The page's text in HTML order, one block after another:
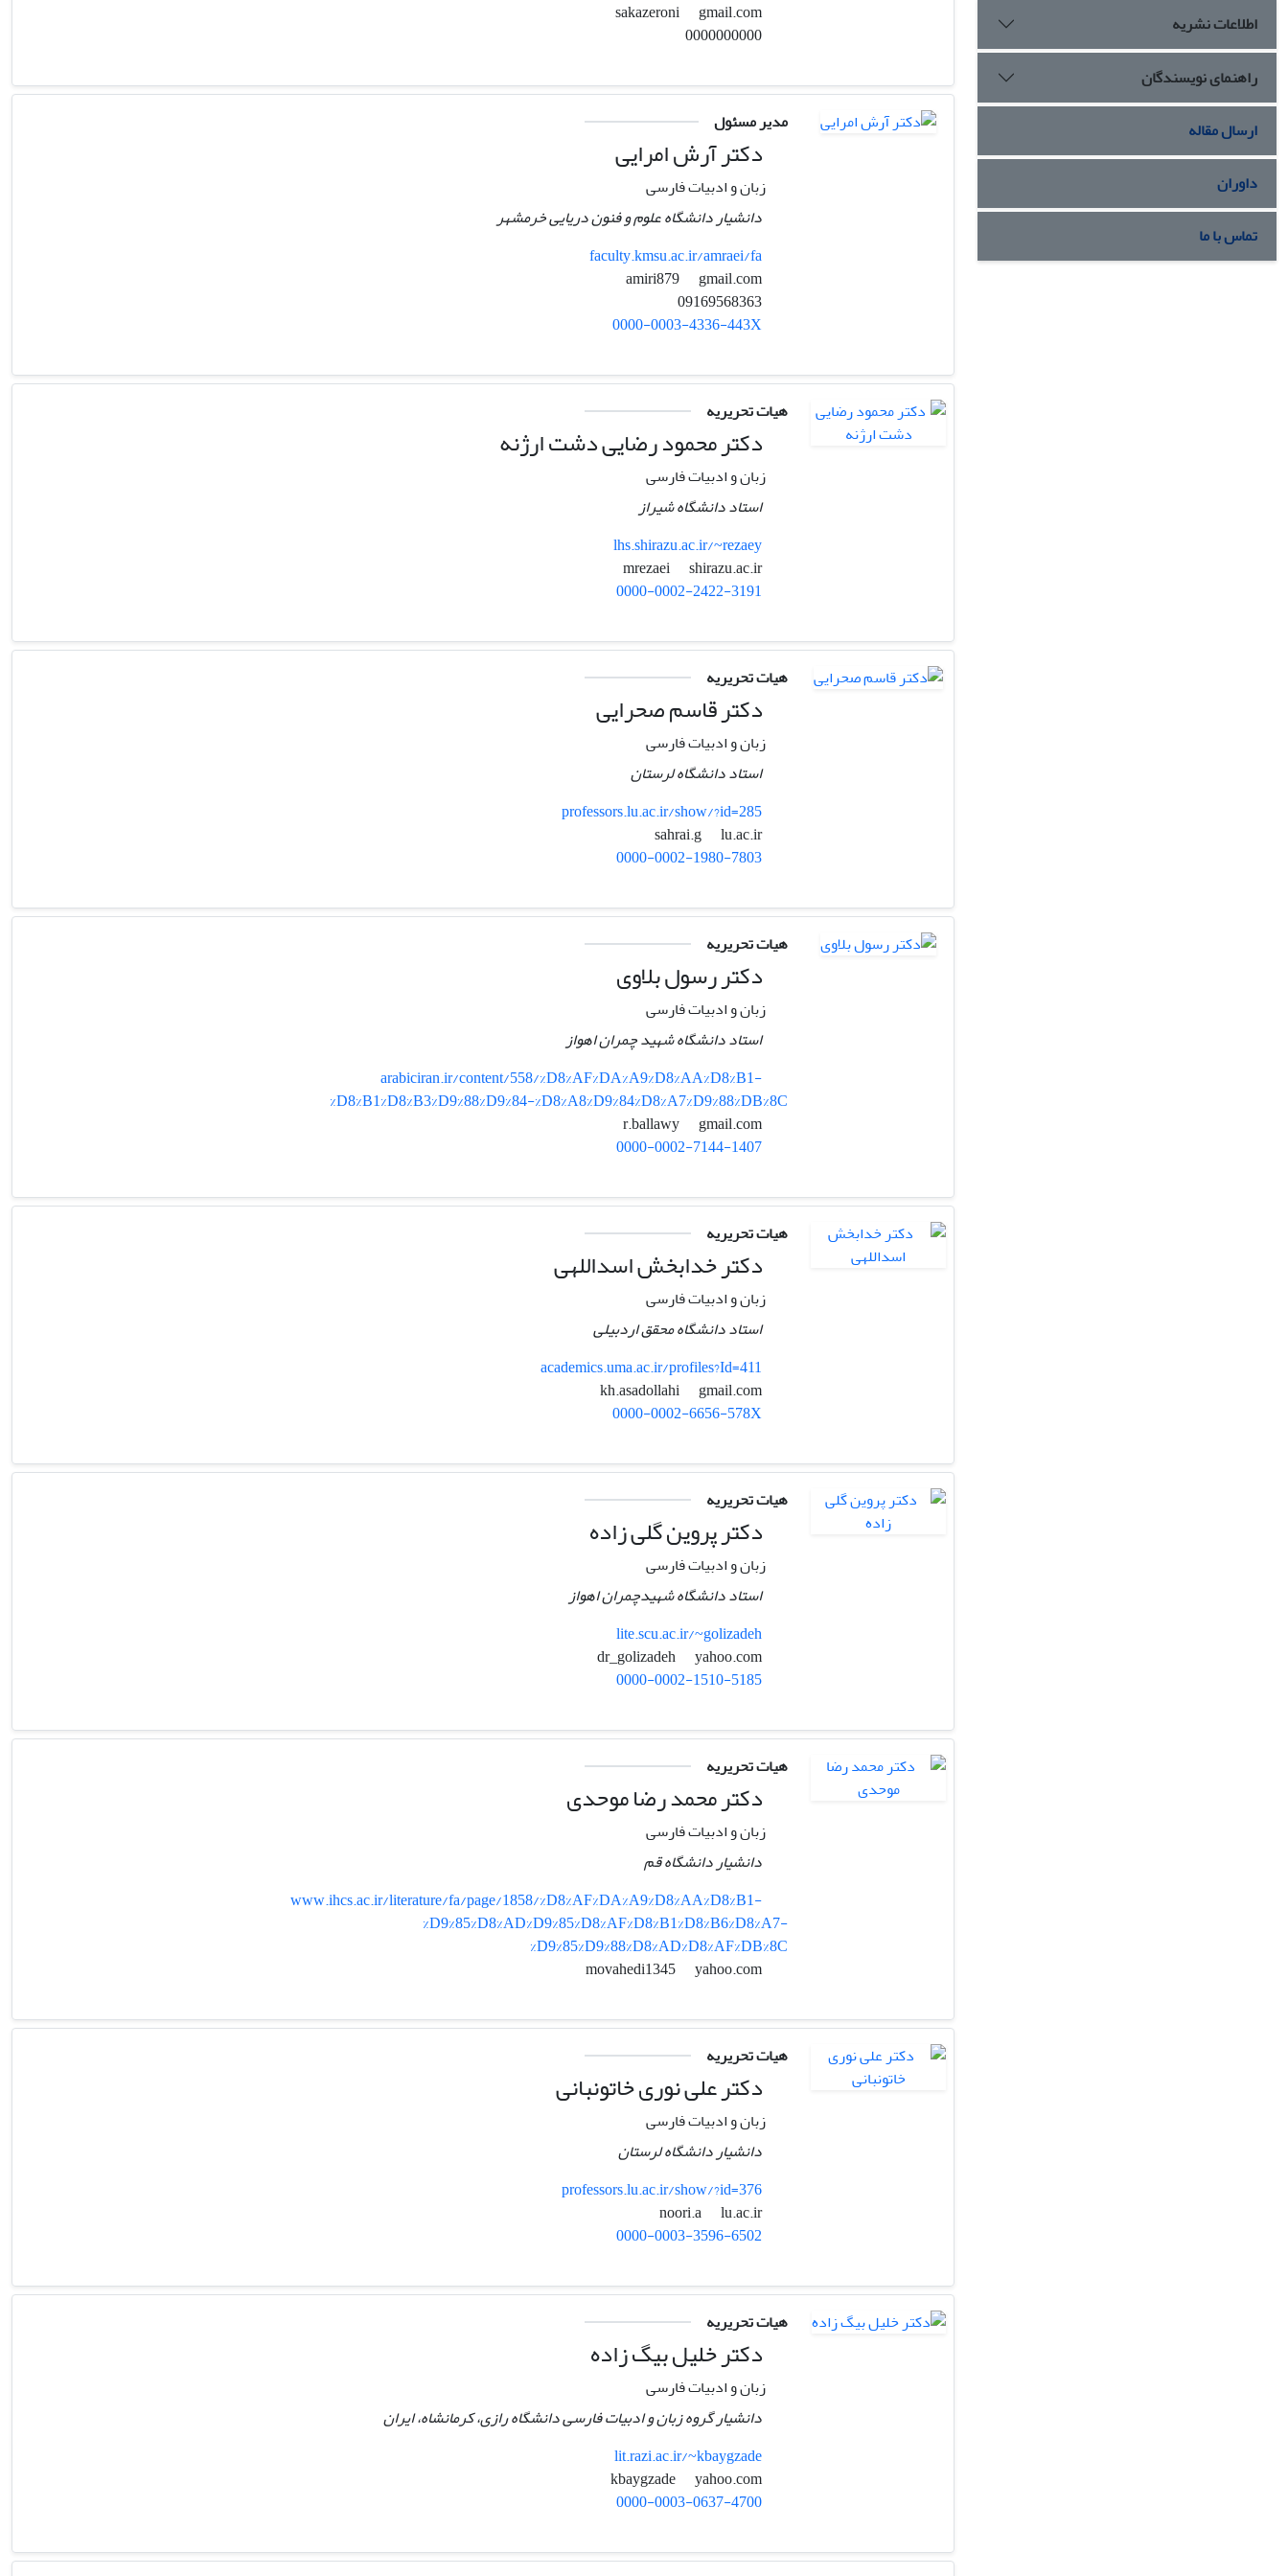
اطلاعات نشریه
راهنمای نویسندگان
ارسال مقاله
داوران
تماس با ما
gmail.com
مدیر مسئول
دکتر آرش امرایی
زبان و ادبیات فارسی
دانشیار دانشگاه علوم و فنون دریایی خرمشهر
faculty.kmsu.ac.ir/amraei/fa
gmail.com
0000-0003-4336-443X
هیات تحریریه
دکتر محمود رضایی دشت ارژنه
زبان و ادبیات فارسی
استاد دانشگاه شیراز
lhs.shirazu.ac.ir/~rezaey
mrezaei
shirazu.ac.ir
0000-0002-2422-3191
هیات تحریریه
دکتر قاسم صحرایی
زبان و ادبیات فارسی
استاد دانشگاه لرستان
professors.lu.ac.ir/show/?id=285
sahrai.g
lu.ac.ir
0000-0002-1980-7803
هیات تحریریه
دکتر رسول بلاوی
زبان و ادبیات فارسی
استاد دانشگاه شهید چمران اهواز
arabiciran.ir/content/558/%D8%AF%DA%A9%D8%AA%D8%B1-
%D8%B1%D8%B3%D9%88%D9%84-%D8%A8%D9%84%D8%A7%D9%88%DB%8C
gmail.com
0000-0002-7144-1407
هیات تحریریه
دکتر خدابخش اسداللهی
زبان و ادبیات فارسی
استاد دانشگاه محقق اردبیلی
academics.uma.ac.ir/profiles?Id=411
gmail.com
0000-0002-6656-578X
هیات تحریریه
دکتر پروین گلی زاده
زبان و ادبیات فارسی
استاد دانشگاه شهیدچمران اهواز
lite.scu.ac.ir/~golizadeh
yahoo.com
0000-0002-1510-5185
هیات تحریریه
دکتر محمد رضا موحدی
زبان و ادبیات فارسی
دانشیار دانشگاه قم
www.ihcs.ac.ir/literature/fa/page/1858/%D8%AF%DA%A9%D8%AA%D8%B1-
%D9%85%D8%AD%D9%85%D8%AF%D8%B1%D8%B6%D8%A7-
%D9%85%D9%88%D8%AD%D8%AF%DB%8C
yahoo.com
هیات تحریریه
دکتر علی نوری خاتونبانی
زبان و ادبیات فارسی
دانشیار دانشگاه لرستان
professors.lu.ac.ir/show/?id=376
noori.a
lu.ac.ir
0000-0003-3596-6502
هیات تحریریه
دکتر خلیل بیگ زاده
زبان و ادبیات فارسی
دانشیار گروه زبان و ادبیات فارسی دانشگاه رازی، کرمانشاه، ایران
lit.razi.ac.ir/~kbaygzade
yahoo.com
0000-0003-0637-4700